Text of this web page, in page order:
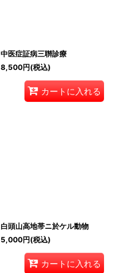
中医症証病三聨診療
8,500円(税込)
カートに入れる
白頭山高地帯ニ於ケル動物
5,000円(税込)
カートに入れる